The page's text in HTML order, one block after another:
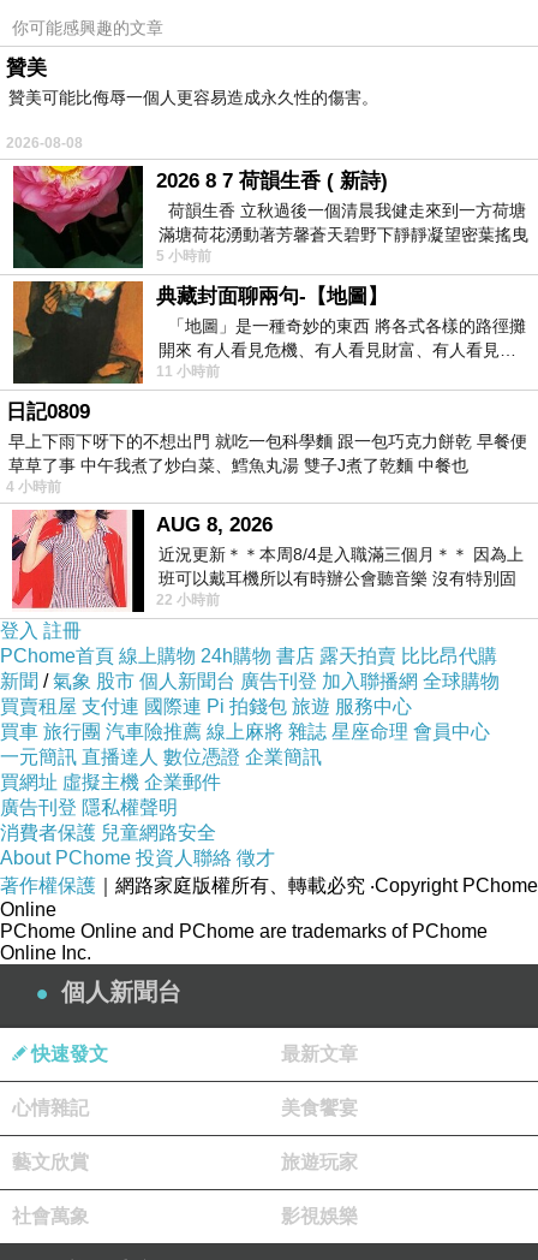
I want to invite samadthi Tang someday to go to
Japan
我想要邀請三昧堂去日本展覽的夢想
It's my dream come true,four years ago
在四年前成真了,2015年
it's feeling is not the same
這次的作品感覺是不一樣的
you are Taiwanesd and I am a Japanese
你們是台灣人我是日本人
many image I try to combine
我認著用我想要的影像素材和三昧堂的人物做結
合
it's my pleasure to see many people to come
here
我很榮幸也很開心看到這麼多人來參加「來嘉玩
偶」的活動
剪輯:高翊鳳
蘋果日報連結:
https://tw.appledaily.com/life/20191110/2HMAJ
PJK4P6WS6NV6PKTQIFV6Q/
日本畫家追布袋戲偶7
年 為它作畫想來台定居
更新時間： 2019/11/10 11:49
你可能感興趣的文章
贊美
贊美可能比侮辱一個人更容易造成永久性的傷害。
2026-08-08
2026 8 7 荷韻生香 ( 新詩)
荷韻生香 立秋過後一個清晨我健走來到一方荷塘
滿塘荷花湧動著芳馨蒼天碧野下靜靜凝望密葉搖曳
幽泉中復有蛙鳴嘓嘓水波裡搖曳
5 小時前
典藏封面聊兩句-【地圖】
「地圖」是一種奇妙的東西 將各式各樣的路徑攤
開來 有人看見危機、有人看見財富、有人看見…
從中可以發掘出不同的
11 小時前
日記0809
早上下雨下呀下的不想出門 就吃一包科學麵 跟一包巧克力餅乾 早餐便
草草了事 中午我煮了炒白菜、鱈魚丸湯 雙子J煮了乾麵 中餐也
4 小時前
AUG 8, 2026
近況更新＊＊本周8/4是入職滿三個月＊＊ 因為上
班可以戴耳機所以有時辦公會聽音樂 沒有特別固
定哪天但就是一周某一天會固定聽'90
22 小時前
登入 註冊
PChome首頁 線上購物 24h購物 書店 露天拍賣 比比昂代購
新聞 /氣象 股市 個人新聞台 廣告刊登 加入聯播網 全球購物
買賣租屋 支付連 國際連 Pi 拍錢包 旅遊 服務中心
買車 旅行團 汽車險推薦 線上麻將 雜誌 星座命理 會員中心
一元簡訊 直播達人 數位憑證 企業簡訊
買網址 虛擬主機 企業郵件
廣告刊登 隱私權聲明
消費者保護 兒童網路安全
About PChome 投資人聯絡 徵才
著作權保護 ｜網路家庭版權所有、轉載必究 ‧Copyright PChome
Online
PChome Online and PChome are trademarks of PChome
Online Inc.
個人新聞台
快速發文 最新文章
心情雜記 美食饗宴
藝文欣賞 旅遊玩家
社會萬象 影視娛樂